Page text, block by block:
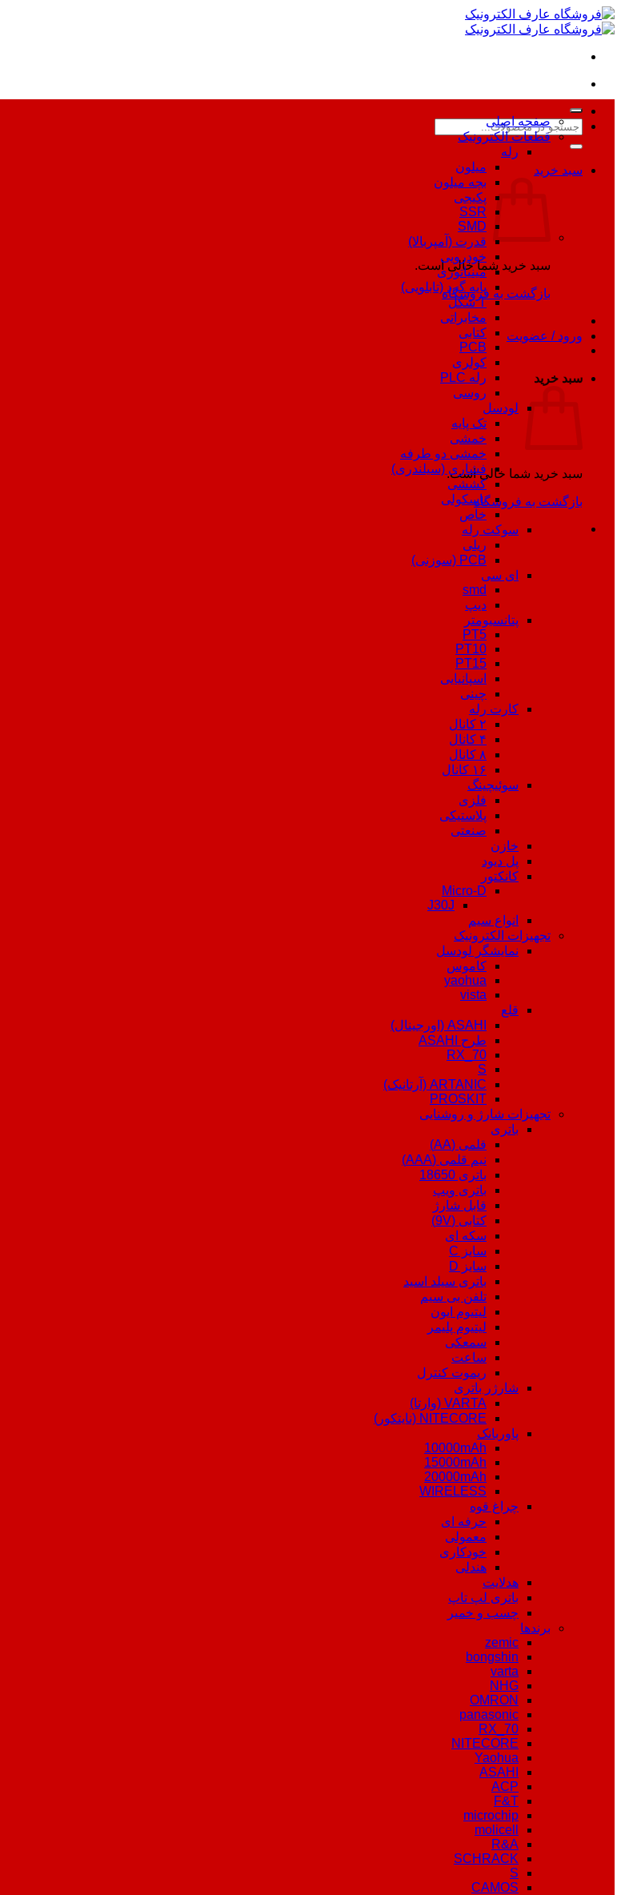
Skip
to
content
جستجو
برای:
سبد خرید
سبد خرید شما خالی است.
بازگشت به فروشگاه
ورود / عضویت
سبد خرید
سبد خرید شما خالی است.
بازگشت به فروشگاه
صفحه اصلی
قطعات الکترونیک
رله
میلون
بچه میلون
پکیجی
SSR
SMD
قدرت (آمپربالا)
خودرویی
مینیاتوری
پایه گرد (تابلویی)
T شکل
مخابراتی
کتابی
PCB
کولری
رله PLC
روسی
لودسل
تک پایه
خمشی
خمشی دو طرفه
فشاری (سیلندری)
کششی
باسکولی
خاص
سوکت رله
ریلی
PCB (سوزنی)
ای سی
smd
دیپ
پتانسیومتر
PT5
PT10
PT15
اسپانیایی
چینی
کارت رله
۲ کانال
۴ کانال
۸ کانال
۱۶ کانال
سوئیچینگ
فلزی
پلاستیکی
صنعتی
خازن
پل دیود
کانکتور
Micro-D
J30J
انواع سیم
تجهیزات الکترونیک
نمایشگر لودسل
کاموس
yaohua
vista
قلع
ASAHI (اورجینال)
طرح ASAHI
RX_70
S
ARTANIC (آرتانیک)
PROSKIT
تجهیزات شارژ و روشنایی
باتری
قلمی (AA)
نیم قلمی (AAA)
باتری 18650
باتری ویپ
قابل شارژ
کتابی (9V)
سکه ای
سایز C
سایز D
باتری سیلد اسید
تلفن بی سیم
لیتیوم ایون
لیتیوم پلیمر
سمعکی
ساعت
ریموت کنترل
شارژر باتری
VARTA (وارتا)
NITECORE (نایتکور)
پاوربانک
10000mAh
15000mAh
20000mAh
WIRELESS
چراغ قوه
حرفه ای
معمولی
خودکاری
هندلی
هدلایت
باتری لپ تاپ
چسب و خمیر
برندها
zemic
bongshin
varta
NHG
OMRON
panasonic
RX_70
NITECORE
Yaohua
ASAHI
ACP
F&T
microchip
molicell
R&A
SCHRACK
S
CAMOS